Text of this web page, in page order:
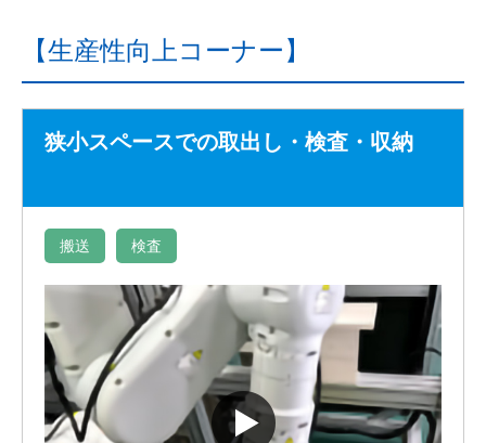
【生産性向上コーナー】
狭小スペースでの取出し・検査・収納
搬送 検査